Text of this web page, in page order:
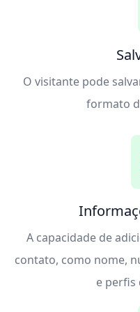
O visitante pode
formato
A capacidade de
contato, como nome,
e perfis